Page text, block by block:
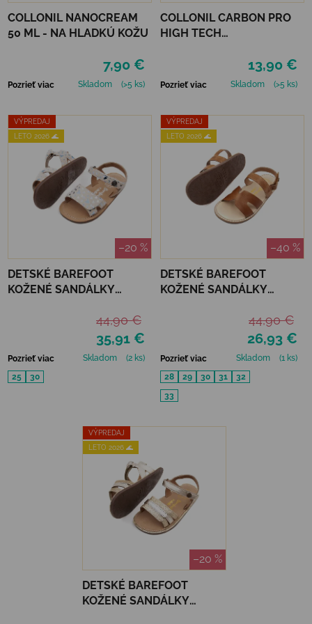
COLLONIL NANOCREAM
50 ML - NA HLADKÚ KOŽU
7,90 €
Pozrieť viac Skladom (>5 ks)
COLLONIL CARBON PRO
HIGH TECH
13,90 €
Pozrieť viac Skladom (>5 ks)
VÝPREDAJ
LETO 2026 🌊
–20 %
DETSKÉ BAREFOOT
KOŽENÉ SANDÁLKY
35,91 €
44,90 €
Pozrieť viac Skladom
(2 ks)
25
30
VÝPREDAJ
LETO 2026 🌊
–40 %
DETSKÉ BAREFOOT
KOŽENÉ SANDÁLKY
26,93 €
44,90 €
Pozrieť viac Skladom
(1 ks)
28
29 30 31
32
33
VÝPREDAJ
LETO 2026 🌊
–20 %
DETSKÉ BAREFOOT
KOŽENÉ SANDÁLKY